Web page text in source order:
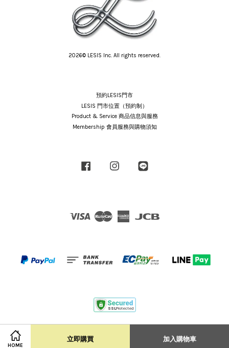
HOME
立即購買 加入購物車
2026© LESIS Inc. All rights reserved.
預約LESIS門市
LESIS 門市位置（預約制）
Product & Service 商品信息與服務
Membership 會員服務與購物須知
Facebook Instagram
Visa
American